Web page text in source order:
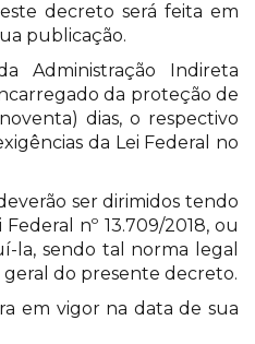
decreto será feita em
publicação.
Administração Indireta
da proteção de
dias, o respectivo
da Lei Federal no
ser dirimidos tendo
nº 13.709/2018, ou
la, sendo tal norma legal
do presente decreto.
em vigor na data de sua